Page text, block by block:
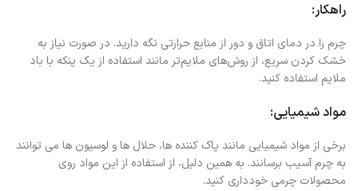
راهکار:
چرم را در دمای اتاق و دور از منابع حرارتی نگه دارید. در صورت نیاز به
خشک کردن سریع، از روش‌های ملایم‌تر مانند استفاده از یک پنکه با باد
ملایم استفاده کنید.
مواد شیمیایی:
برخی از مواد شیمیایی مانند پاک کننده ها، حلال ها و لوسیون ها می توانند
به چرم آسیب برسانند. به همین دلیل، از استفاده از این مواد روی
محصولات چرمی خودداری کنید.